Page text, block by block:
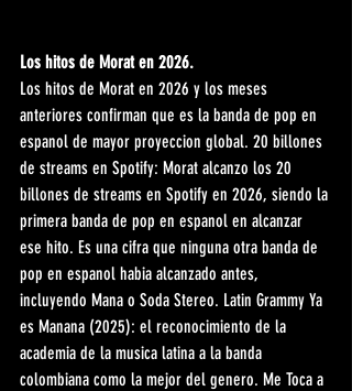
Los hitos de Morat en 2026.
Los hitos de Morat en 2026 y los meses
anteriores confirman que es la banda de pop en
espanol de mayor proyeccion global. 20 billones
de streams en Spotify: Morat alcanzo los 20
billones de streams en Spotify en 2026, siendo la
primera banda de pop en espanol en alcanzar
ese hito. Es una cifra que ninguna otra banda de
pop en espanol habia alcanzado antes,
incluyendo Mana o Soda Stereo. Latin Grammy Ya
es Manana (2025): el reconocimiento de la
academia de la musica latina a la banda
colombiana como la mejor del genero. Me Toca a